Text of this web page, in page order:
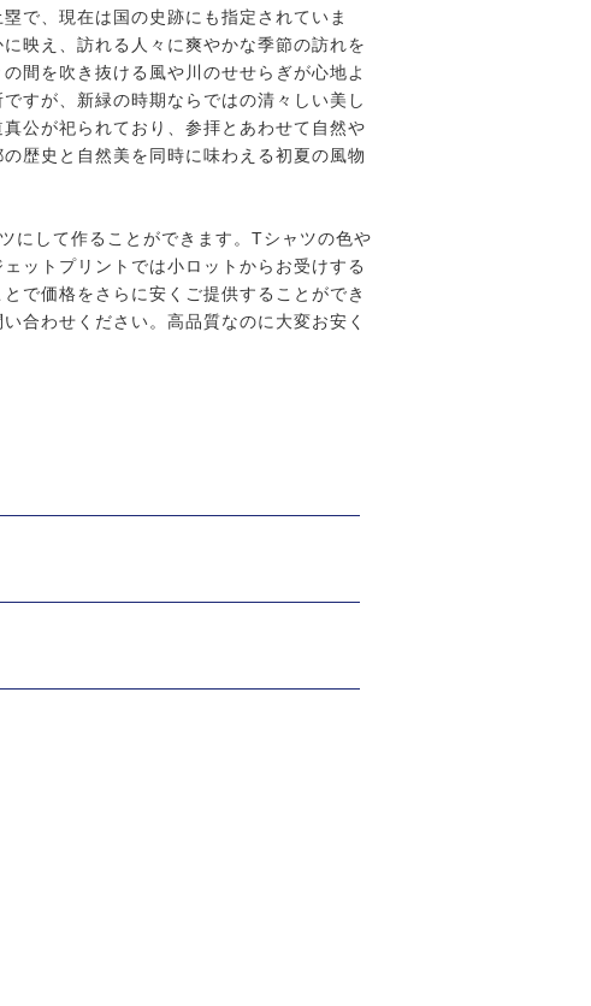
で、現在は国の史跡にも指定されていま
映え、訪れる人々に爽やかな季節の訪れを
間を吹き抜ける風や川のせせらぎが心地よ
すが、新緑の時期ならではの清々しい美し
公が祀られており、参拝とあわせて自然や
歴史と自然美を同時に味わえる初夏の風物
にして作ることができます。Tシャツの色や
ットプリントでは小ロットからお受けする
で価格をさらに安くご提供することができ
合わせください。高品質なのに大変お安く